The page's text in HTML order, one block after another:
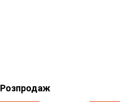
Розпродаж